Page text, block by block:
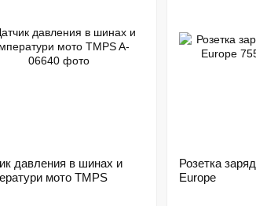
давления в шинах и
мото TMPS
Розетка
Europe